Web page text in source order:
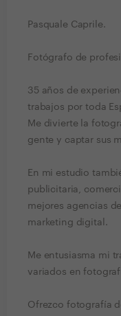
Pasquale Caprile.
Fotógrafo de
35 años de
trabajos por toda
Me divierte la
gente y captar sus
En mi estudio
publicitaria,
mejores agencias
marketing digital.
Me entusiasma mi
variados en
Ofrezco fotografía